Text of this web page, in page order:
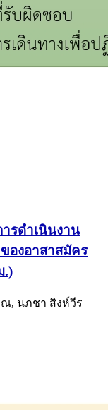
รดำเนินงาน
องอาสาสมัคร
.)
ณ, นภชา สิงห์วีร